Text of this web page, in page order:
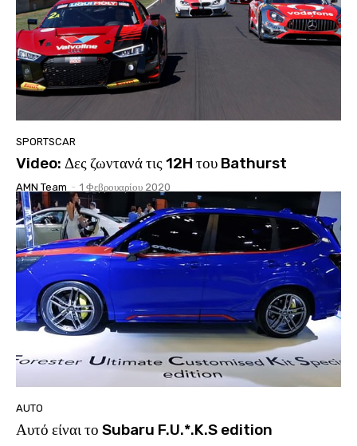
SPORTSCAR
Video: Δες ζωντανά τις 12H του Bathurst
AMN Team - 1 Φεβρουαρίου 2020
AUTO
Αυτό είναι το Subaru F.U.*.K.S edition